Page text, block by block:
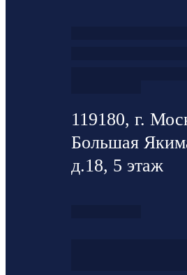
119180, г.
Большая
д.18, 5 этаж